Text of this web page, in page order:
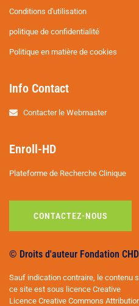
Conditions d'utilisation
politique de confidentialité
Politique en matière de cookies
Info Contact
Contacter le Webmaster
Enroll-HD
Plateforme de Recherche Clinique
CONTACTEZ-NOUS
© Droits d'auteur Fondation
Sauf indication contraire, le contenu
ce site est sous licence Creative
Licence Creative Commons